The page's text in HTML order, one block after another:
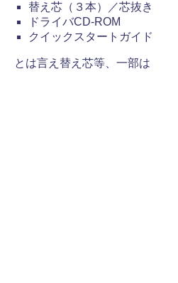
替え芯（３本）／芯抜き
ドライバCD-ROM
クイックスタートガイド
とは言え替え芯等、一部は